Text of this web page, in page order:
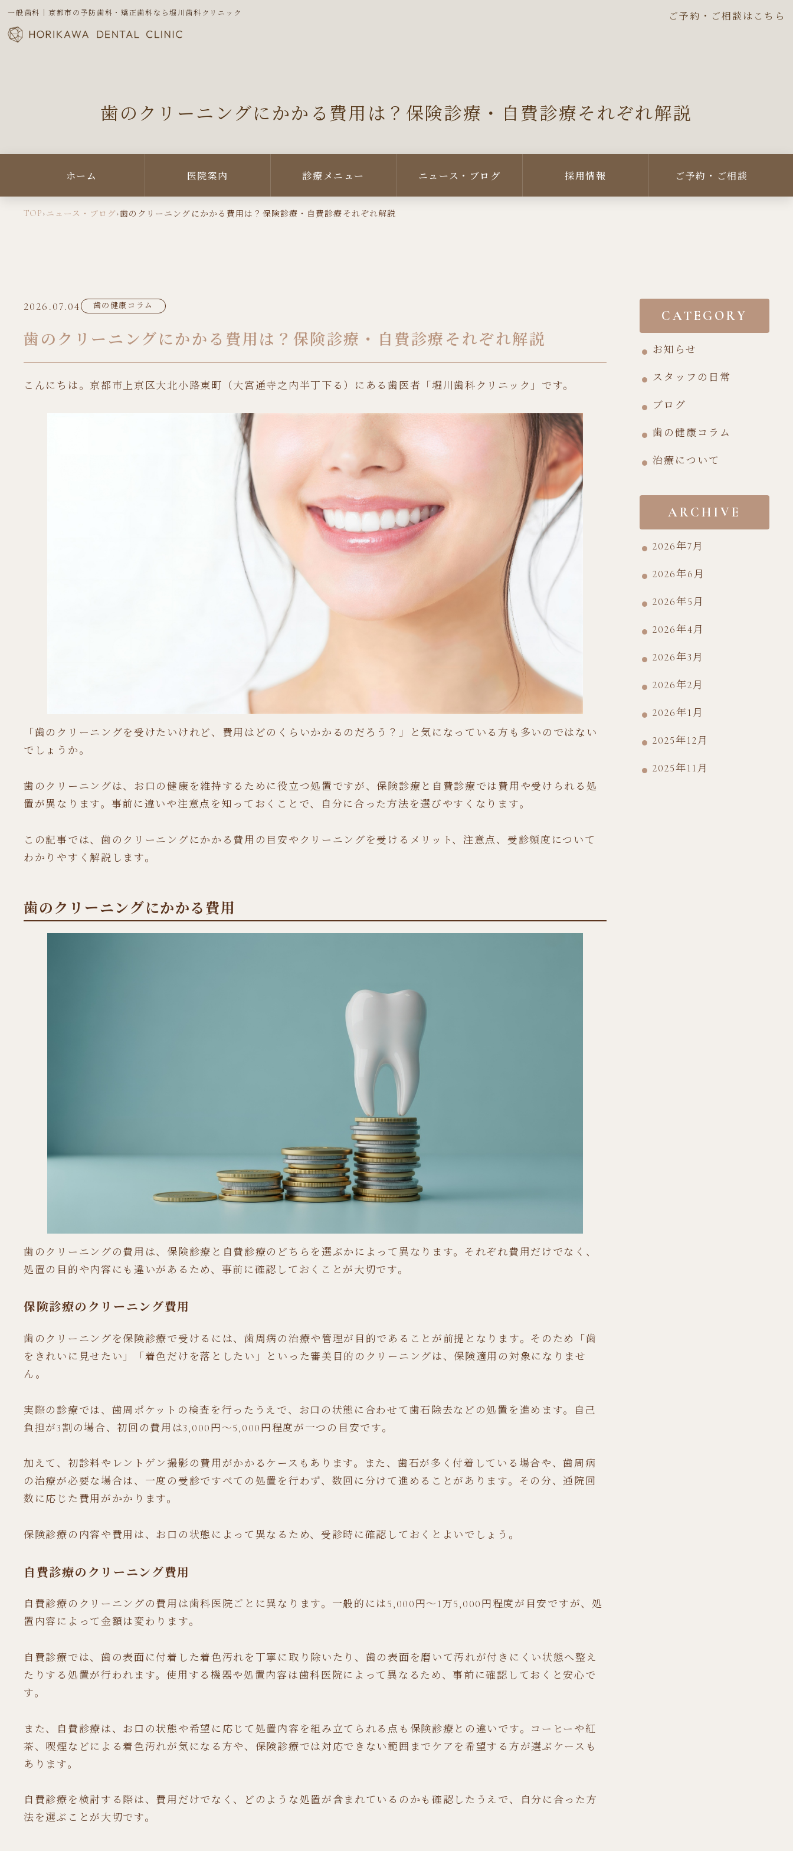
一般歯科｜京都市の予防歯科・矯正歯科なら堀川歯科クリニック ご予約・ご相談はこちら
歯のクリーニングにかかる費用は？保険診療・自費診療それぞれ解説
ホーム 医院案内 診療メニュー ニュース・ブログ 採用情報 ご予約・ご相談
TOP›ニュース・ブログ›歯のクリーニングにかかる費用は？保険診療・自費診療それぞれ解説
2026.07.04 歯の健康コラム
歯のクリーニングにかかる費用は？保険診療・自費診療それぞれ解説
こんにちは。京都市上京区大北小路東町（大宮通寺之内半丁下る）にある歯医者「堀川歯科クリニック」です。
「歯のクリーニングを受けたいけれど、費用はどのくらいかかるのだろう？」と気になっている方も多いのではない
でしょうか。
歯のクリーニングは、お口の健康を維持するために役立つ処置ですが、保険診療と自費診療では費用や受けられる処
置が異なります。事前に違いや注意点を知っておくことで、自分に合った方法を選びやすくなります。
この記事では、歯のクリーニングにかかる費用の目安やクリーニングを受けるメリット、注意点、受診頻度について
わかりやすく解説します。
歯のクリーニングにかかる費用
歯のクリーニングの費用は、保険診療と自費診療のどちらを選ぶかによって異なります。それぞれ費用だけでなく、
処置の目的や内容にも違いがあるため、事前に確認しておくことが大切です。
保険診療のクリーニング費用
歯のクリーニングを保険診療で受けるには、歯周病の治療や管理が目的であることが前提となります。そのため「歯
をきれいに見せたい」「着色だけを落としたい」といった審美目的のクリーニングは、保険適用の対象になりませ
ん。
実際の診療では、歯周ポケットの検査を行ったうえで、お口の状態に合わせて歯石除去などの処置を進めます。自己
負担が3割の場合、初回の費用は3,000円～5,000円程度が一つの目安です。
加えて、初診料やレントゲン撮影の費用がかかるケースもあります。また、歯石が多く付着している場合や、歯周病
の治療が必要な場合は、一度の受診ですべての処置を行わず、数回に分けて進めることがあります。その分、通院回
数に応じた費用がかかります。
保険診療の内容や費用は、お口の状態によって異なるため、受診時に確認しておくとよいでしょう。
自費診療のクリーニング費用
自費診療のクリーニングの費用は歯科医院ごとに異なります。一般的には5,000円～1万5,000円程度が目安ですが、処
置内容によって金額は変わります。
自費診療では、歯の表面に付着した着色汚れを丁寧に取り除いたり、歯の表面を磨いて汚れが付きにくい状態へ整え
たりする処置が行われます。使用する機器や処置内容は歯科医院によって異なるため、事前に確認しておくと安心で
す。
また、自費診療は、お口の状態や希望に応じて処置内容を組み立てられる点も保険診療との違いです。コーヒーや紅
茶、喫煙などによる着色汚れが気になる方や、保険診療では対応できない範囲までケアを希望する方が選ぶケースも
あります。
自費診療を検討する際は、費用だけでなく、どのような処置が含まれているのかも確認したうえで、自分に合った方
法を選ぶことが大切です。
CATEGORY
お知らせ
スタッフの日常
ブログ
歯の健康コラム
治療について
ARCHIVE
2026年7月
2026年6月
2026年5月
2026年4月
2026年3月
2026年2月
2026年1月
2025年12月
2025年11月